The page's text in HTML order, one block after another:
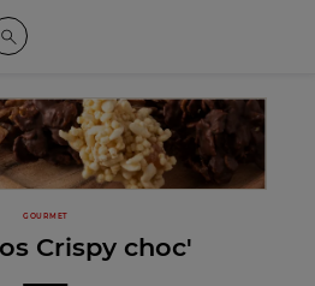
meilleur du chocolat
Buscar
GOURMET
Crispy choc'